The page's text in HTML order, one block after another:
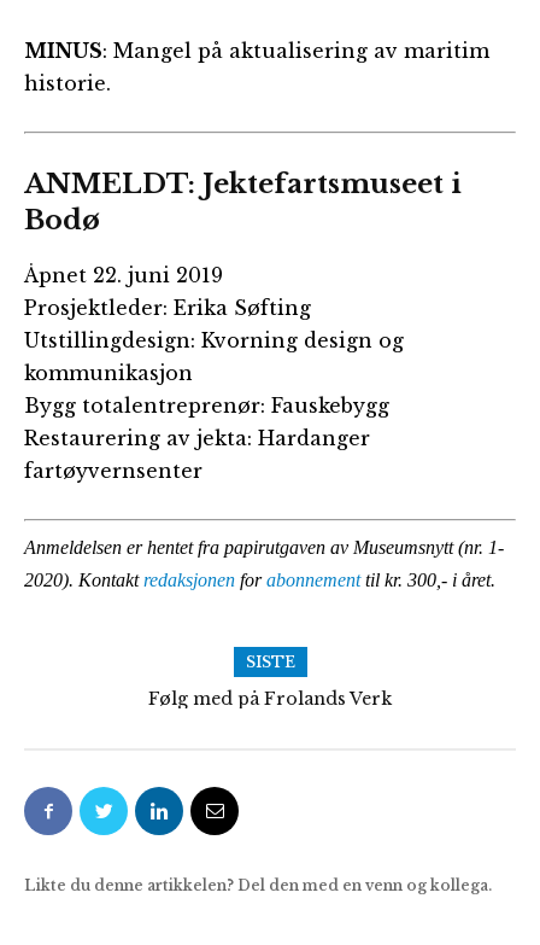
MINUS: Mangel på aktualisering av maritim
historie.
ANMELDT: Jektefartsmuseet i
Bodø
Åpnet 22. juni 2019
Prosjektleder: Erika Søfting
Utstillingdesign: Kvorning design og
kommunikasjon
Bygg totalentreprenør: Fauskebygg
Restaurering av jekta: Hardanger
fartøyvernsenter
Anmeldelsen er hentet fra papirutgaven av Museumsnytt (nr. 1-
2020). Kontaktredaksjonen forabonnementtil kr. 300,- i året.
SISTE
Følg med på Frolands Verk
Likte du denne artikkelen? Del den med en venn og kollega.